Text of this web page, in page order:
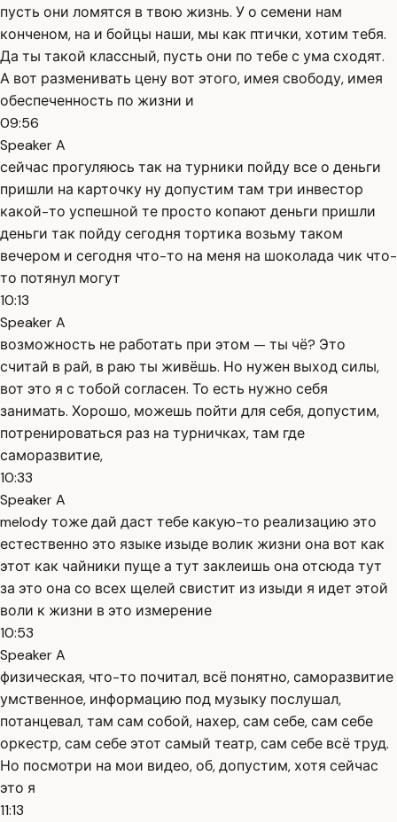
пусть они ломятся в твою жизнь. У о семени нам
конченом, на и бойцы наши, мы как птички, хотим тебя.
Да ты такой классный, пусть они по тебе с ума сходят.
А вот разменивать цену вот этого, имея свободу, имея
обеспеченность по жизни и
09:56
Speaker A
сейчас прогуляюсь так на турники пойду все о деньги
пришли на карточку ну допустим там три инвестор
какой-то успешной те просто копают деньги пришли
деньги так пойду сегодня тортика возьму таком
вечером и сегодня что-то на меня на шоколада чик что-
то потянул могут
10:13
Speaker A
возможность не работать при этом — ты чё? Это
считай в рай, в раю ты живёшь. Но нужен выход силы,
вот это я с тобой согласен. То есть нужно себя
занимать. Хорошо, можешь пойти для себя, допустим,
потренироваться раз на турничках, там где
саморазвитие,
10:33
Speaker A
melody тоже дай даст тебе какую-то реализацию это
естественно это языке изыде волик жизни она вот как
этот как чайники пуще а тут заклеишь она отсюда тут
за это она со всех щелей свистит из изыди я идет этой
воли к жизни в это измерение
10:53
Speaker A
физическая, что-то почитал, всё понятно, саморазвитие
умственное, информацию под музыку послушал,
потанцевал, там сам собой, нахер, сам себе, сам себе
оркестр, сам себе этот самый театр, сам себе всё труд.
Но посмотри на мои видео, об, допустим, хотя сейчас
это я
11:13